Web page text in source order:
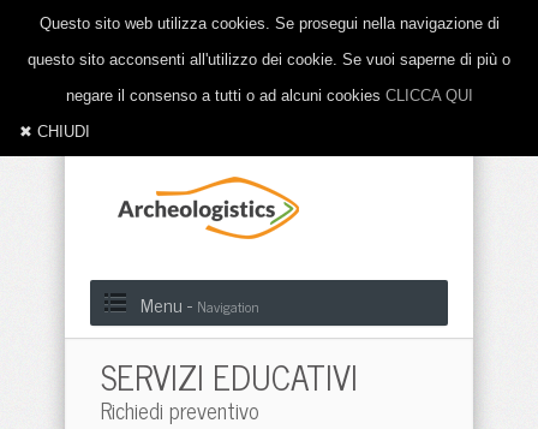
Menu - Navigation
SERVIZI EDUCATIVI
Richiedi preventivo
Questo sito web utilizza cookies. Se prosegui nella navigazione di
questo sito acconsenti all'utilizzo dei cookie. Se vuoi saperne di più o
negare il consenso a tutti o ad alcuni cookies CLICCA QUI
✖ CHIUDI